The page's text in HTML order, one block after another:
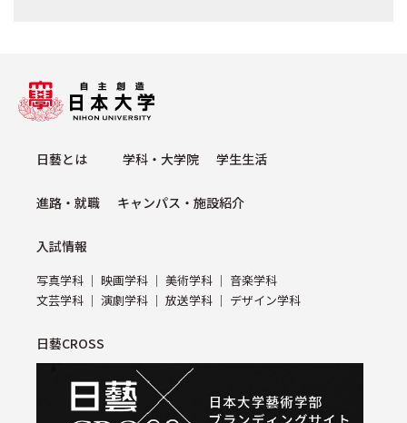
⽇藝とは 学科・⼤学院 学⽣⽣活
進路・就職 キャンパス・施設紹介
⼊試情報
写真学科 映画学科 美術学科
⾳楽学科
⽂芸学科
演劇学科 放送学科 デザイン学科
日藝CROSS